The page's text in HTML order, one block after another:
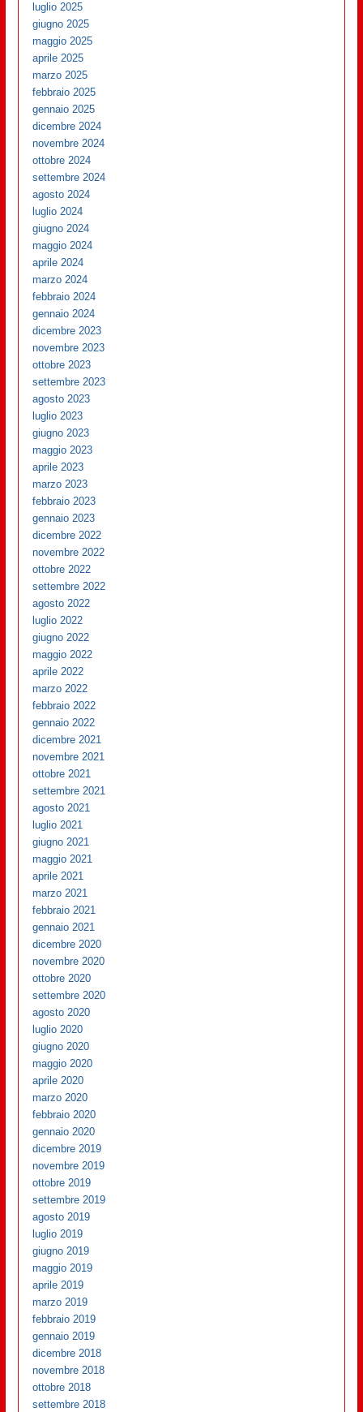
luglio 2025
giugno 2025
maggio 2025
aprile 2025
marzo 2025
febbraio 2025
gennaio 2025
dicembre 2024
novembre 2024
ottobre 2024
settembre 2024
agosto 2024
luglio 2024
giugno 2024
maggio 2024
aprile 2024
marzo 2024
febbraio 2024
gennaio 2024
dicembre 2023
novembre 2023
ottobre 2023
settembre 2023
agosto 2023
luglio 2023
giugno 2023
maggio 2023
aprile 2023
marzo 2023
febbraio 2023
gennaio 2023
dicembre 2022
novembre 2022
ottobre 2022
settembre 2022
agosto 2022
luglio 2022
giugno 2022
maggio 2022
aprile 2022
marzo 2022
febbraio 2022
gennaio 2022
dicembre 2021
novembre 2021
ottobre 2021
settembre 2021
agosto 2021
luglio 2021
giugno 2021
maggio 2021
aprile 2021
marzo 2021
febbraio 2021
gennaio 2021
dicembre 2020
novembre 2020
ottobre 2020
settembre 2020
agosto 2020
luglio 2020
giugno 2020
maggio 2020
aprile 2020
marzo 2020
febbraio 2020
gennaio 2020
dicembre 2019
novembre 2019
ottobre 2019
settembre 2019
agosto 2019
luglio 2019
giugno 2019
maggio 2019
aprile 2019
marzo 2019
febbraio 2019
gennaio 2019
dicembre 2018
novembre 2018
ottobre 2018
settembre 2018